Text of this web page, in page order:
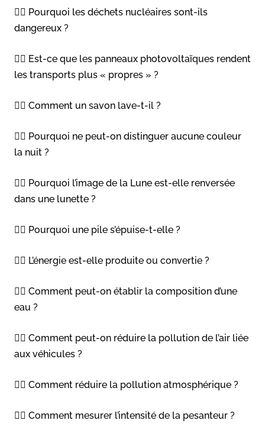
👉🏻 Pourquoi les déchets nucléaires sont-ils
dangereux ?
👉🏻 Est-ce que les panneaux photovoltaïques rendent
les transports plus « propres » ?
👉🏻 Comment un savon lave-t-il ?
👉🏻 Pourquoi ne peut-on distinguer aucune couleur
la nuit ?
👉🏻 Pourquoi l’image de la Lune est-elle renversée
dans une lunette ?
👉🏻 Pourquoi une pile s’épuise-t-elle ?
👉🏻 L’énergie est-elle produite ou convertie ?
👉🏻 Comment peut-on établir la composition d’une
eau ?
👉🏻 Comment peut-on réduire la pollution de l’air liée
aux véhicules ?
👉🏻 Comment réduire la pollution atmosphérique ?
👉🏻 Comment mesurer l’intensité de la pesanteur ?